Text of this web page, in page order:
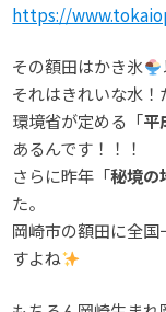
https://
その額田はかき氷
それはきれいな水！
環境省が定める「平
あるんです！！！
さらに昨年「秘境の
た。
岡崎市の額田に全
すよね